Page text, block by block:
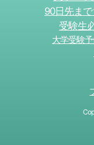
90日先ま
受験生
大学受験